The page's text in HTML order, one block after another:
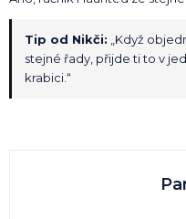
Tip od Nikči: „Když
stejné řady, přijde ti to v
krabici.“